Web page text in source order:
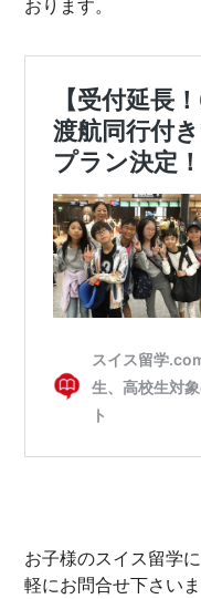
おります。
お子様のスイス留学
軽にお問合せ下さいま